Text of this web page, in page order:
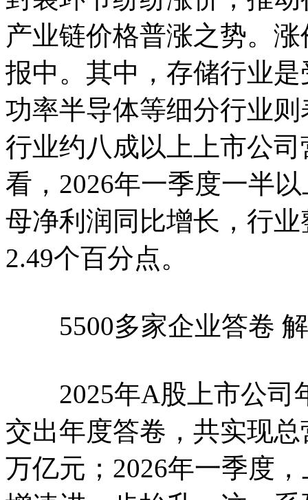
产业链价格普涨之势。
报中。其中，存储行业
功率半导体等细分行业
行业约八成以上上市公
看，2026年一季度一半
母净利润同比增长，行
2.49个百分点。
5500多家企业答卷 解
2025年A股上市公司
交出年度答卷，共实现
万亿元；2026年一季度